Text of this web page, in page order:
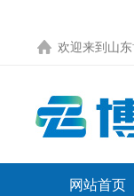
欢迎来到 山
网站首页